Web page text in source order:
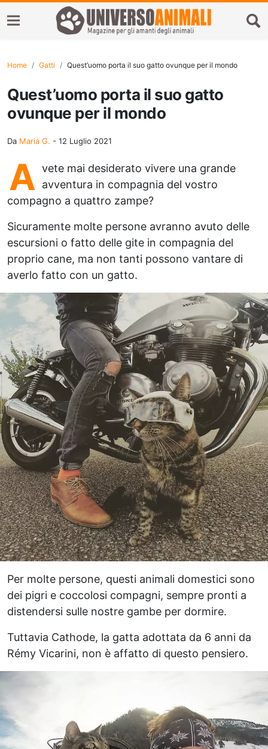
Home Gatti Quest’uomo porta il suo gatto ovunque per il mondo
Quest’uomo porta il suo gatto
ovunque per il mondo
Da Maria G. - 12 Luglio 2021
A vete mai desiderato vivere una grande
avventura in compagnia del vostro
compagno a quattro zampe?
Sicuramente molte persone avranno avuto delle
escursioni o fatto delle gite in compagnia del
proprio cane, ma non tanti possono vantare di
averlo fatto con un gatto.
Per molte persone, questi animali domestici sono
dei pigri e coccolosi compagni, sempre pronti a
distendersi sulle nostre gambe per dormire.
Tuttavia Cathode, la gatta adottata da 6 anni da
Rémy Vicarini, non è affatto di questo pensiero.